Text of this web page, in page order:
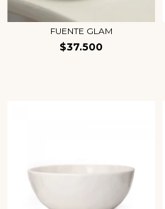
FUENTE GLAM
$37.500